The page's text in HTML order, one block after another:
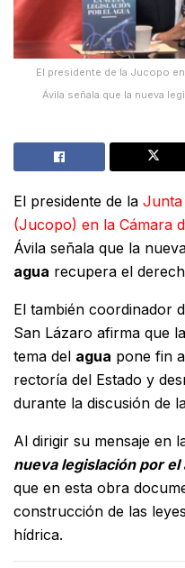
El presidente de la Jucopo
Ávila señala que la nueva
El presidente de la Junta
(Jucopo) en la Cámara
Ávila señala que la
agua recupera el
El también coordinador
San Lázaro afirma que
tema del agua pone fin
rectoría del Estado y
durante la discusión de
Al dirigir su mensaje en
nueva legislación por el
que en esta obra
construcción de las
hídrica.